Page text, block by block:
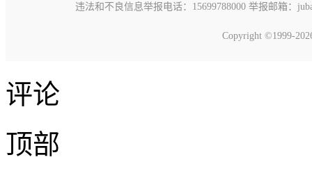
违法和不良信息举报电话：15699788000 举报邮箱：
Copyright ©1999-
评论
顶部